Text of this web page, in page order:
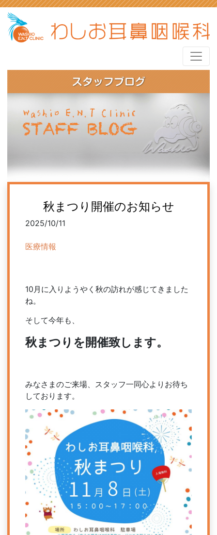
秋まつり開催のお知らせ
2025/10/11
医療情報
10月に入りようやく秋の訪れが感じてきました
ね。
そして今年も、
秋まつりを開催致します。
みなさまのご来場、スタッフ一同心よりお待ち
しております。